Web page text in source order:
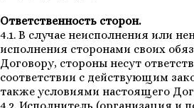
Ответственность сторон.
4.1. В случае неисполнения или
исполнения сторонами своих
Договору, стороны несут
соответствии с действующим
также условиями настоящего
4.2. Исполнитель (организация и